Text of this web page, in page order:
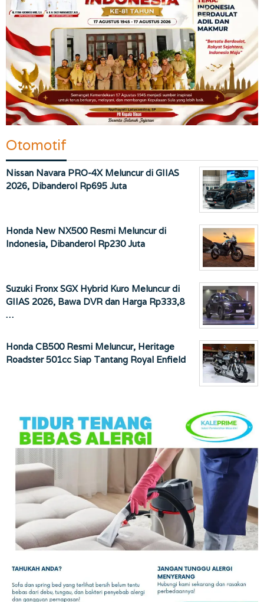
Otomotif
Nissan Navara PRO-4X Meluncur di GIIAS
2026, Dibanderol Rp695 Juta
Honda New NX500 Resmi Meluncur di
Indonesia, Dibanderol Rp230 Juta
Suzuki Fronx SGX Hybrid Kuro Meluncur di
GIIAS 2026, Bawa DVR dan Harga Rp333,8
…
Honda CB500 Resmi Meluncur, Heritage
Roadster 501cc Siap Tantang Royal Enfield